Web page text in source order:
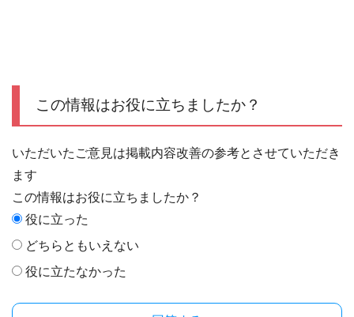
この情報はお役に立ちましたか？
いただいたご意見は掲載内容改善の参考とさせていただき
ます
この情報はお役に立ちましたか？
役に立った
どちらともいえない
役に立たなかった